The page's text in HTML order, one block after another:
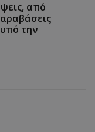
από
την